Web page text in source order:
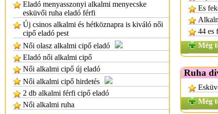
Eladó menyasszonyi alkalmi menyecske
esküvői ruha eladó férfi
Új csinos alkalmi és hétköznapra is kiváló női
cipő eladó pest
Női olasz alkalmi cipő eladó
Eladó női alkalmi cipő
Női alkalmi cipő új eladó
Női alkalmi cipő hirdetés
2 db alkalmi férfi cipő eladó
Női alkalmi ruha
Es
44 es
Még
Ruha
Még